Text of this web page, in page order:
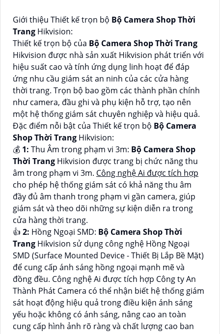
Giới thiệu Thiết kế trọn bộ Bộ Camera Shop Thời
Trang Hikvision:
Thiết kế trọn bộ của Bộ Camera Shop Thời Trang
Hikvision được nhà sản xuất Hikvision phát triển với
hiệu suất cao và tính ứng dụng linh hoạt để đáp
ứng nhu cầu giám sát an ninh của các cửa hàng
thời trang. Trọn bộ bao gồm các thành phần chính
như camera, đầu ghi và phụ kiện hỗ trợ, tạo nên
một hệ thống giám sát chuyên nghiệp và hiệu quả.
Đặc điểm nỗi bật của Thiết kế trọn bộ Bộ Camera
Shop Thời Trang Hikvision:
💰 1: Thu Âm trong phạm vi 3m: Bộ Camera Shop
Thời Trang Hikvision được trang bị chức năng thu
âm trong phạm vi 3m. Công nghệ Ai được tích hợp
cho phép hệ thống giám sát có khả năng thu âm
đầy đủ âm thanh trong phạm vi gần camera, giúp
giám sát và theo dõi những sự kiện diễn ra trong
cửa hàng thời trang.
👍 2: Hồng Ngoại SMD: Bộ Camera Shop Thời
Trang Hikvision sử dụng công nghệ Hồng Ngoại
SMD (Surface Mounted Device - Thiết Bị Lắp Bề Mặt)
để cung cấp ánh sáng hồng ngoại mạnh mẽ và
đồng đều. Công nghệ Ai được tích hợp Công ty An
Thành Phát Camera có thể nhận biết hệ thống giám
sát hoạt động hiệu quả trong điều kiện ánh sáng
yếu hoặc không có ánh sáng, nâng cao an toàn
cung cấp hình ảnh rõ ràng và chất lượng cao ban